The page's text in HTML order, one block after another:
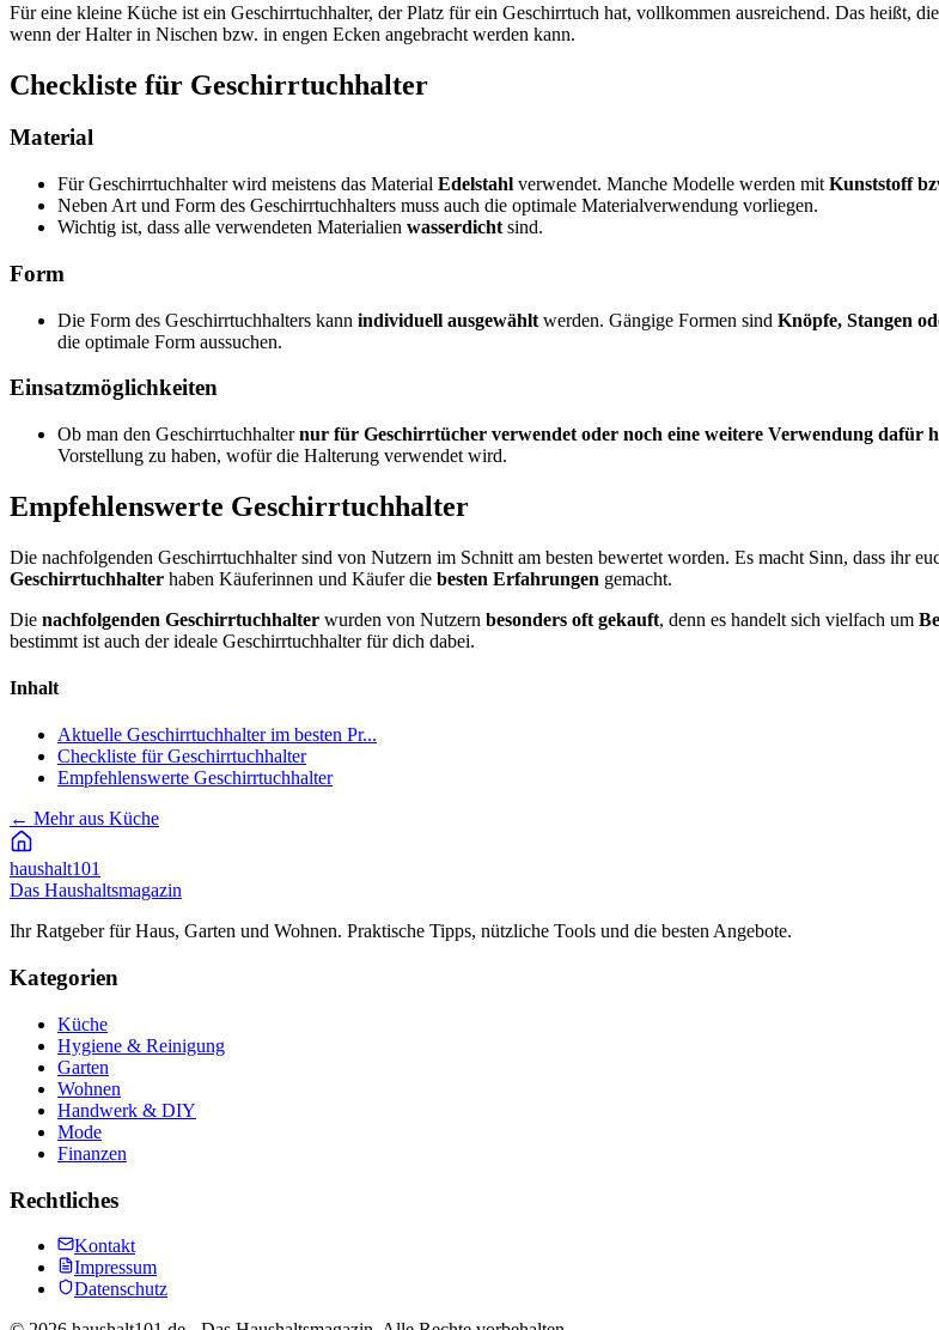
Für eine kleine Küche ist ein Geschirrtuchhalter, der Platz für ein Geschirrtuch hat, vollkommen ausreichend. Das heißt,
wenn der Halter in Nischen bzw. in engen Ecken angebracht werden kann.
Checkliste für Geschirrtuchhalter
Material
Für Geschirrtuchhalter wird meistens das Material Edelstahl verwendet. Manche Modelle werden mit Kunststoff
Neben Art und Form des Geschirrtuchhalters muss auch die optimale Materialverwendung vorliegen.
Wichtig ist, dass alle verwendeten Materialien wasserdicht sind.
Form
Die Form des Geschirrtuchhalters kann individuell ausgewählt werden. Gängige Formen sind Knöpfe, Stangen
die optimale Form aussuchen.
Einsatzmöglichkeiten
Ob man den Geschirrtuchhalternur für Geschirrtücher verwendet oder noch eine weitere Verwendung dafür
Vorstellung zu haben, wofür die Halterung verwendet wird.
Empfehlenswerte Geschirrtuchhalter
Die nachfolgenden Geschirrtuchhalter sind von Nutzern im Schnitt am besten bewertet worden. Es macht Sinn, dass ihr
Geschirrtuchhalter haben Käuferinnen und Käufer die besten Erfahrungen gemacht.
Die nachfolgenden Geschirrtuchhalter wurden von Nutzern besonders oft gekauft, denn es handelt sich vielfach um
bestimmt ist auch der ideale Geschirrtuchhalter für dich dabei.
Inhalt
Aktuelle Geschirrtuchhalter im besten Pr...
Checkliste für Geschirrtuchhalter
Empfehlenswerte Geschirrtuchhalter
← Mehr aus Küche
haushalt101
Das Haushaltsmagazin
Ihr Ratgeber für Haus, Garten und Wohnen. Praktische Tipps, nützliche Tools und die besten Angebote.
Kategorien
Küche
Hygiene & Reinigung
Garten
Wohnen
Handwerk & DIY
Mode
Finanzen
Rechtliches
Kontakt
Impressum
Datenschutz